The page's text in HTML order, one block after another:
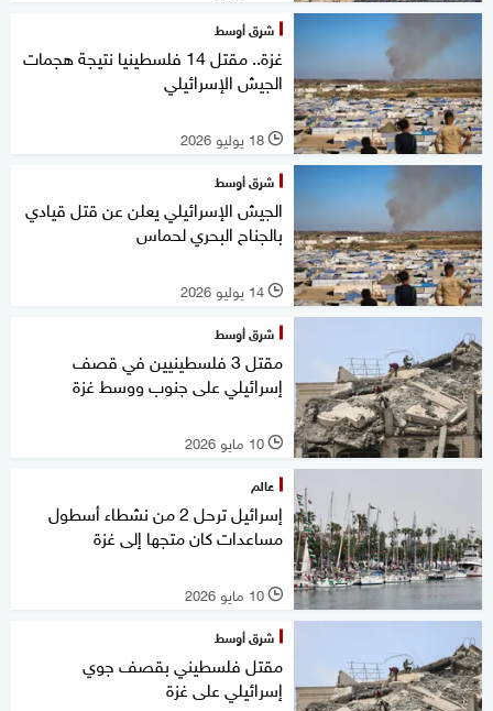
شرق أوسط
غزة.. مقتل 14 فلسطينيا نتيجة هجمات
الجيش الإسرائيلي
l 18 يوليو 2026
شرق أوسط
الجيش الإسرائيلي يعلن عن قتل قيادي
بالجناح البحري لحماس
l 14 يوليو 2026
شرق أوسط
مقتل 3 فلسطينيين في قصف
إسرائيلي على جنوب ووسط غزة
l 10 مايو 2026
عالم
إسرائيل ترحل 2 من نشطاء أسطول
مساعدات كان متجها إلى غزة
l 10 مايو 2026
شرق أوسط
مقتل فلسطيني بقصف جوي
إسرائيلي على غزة